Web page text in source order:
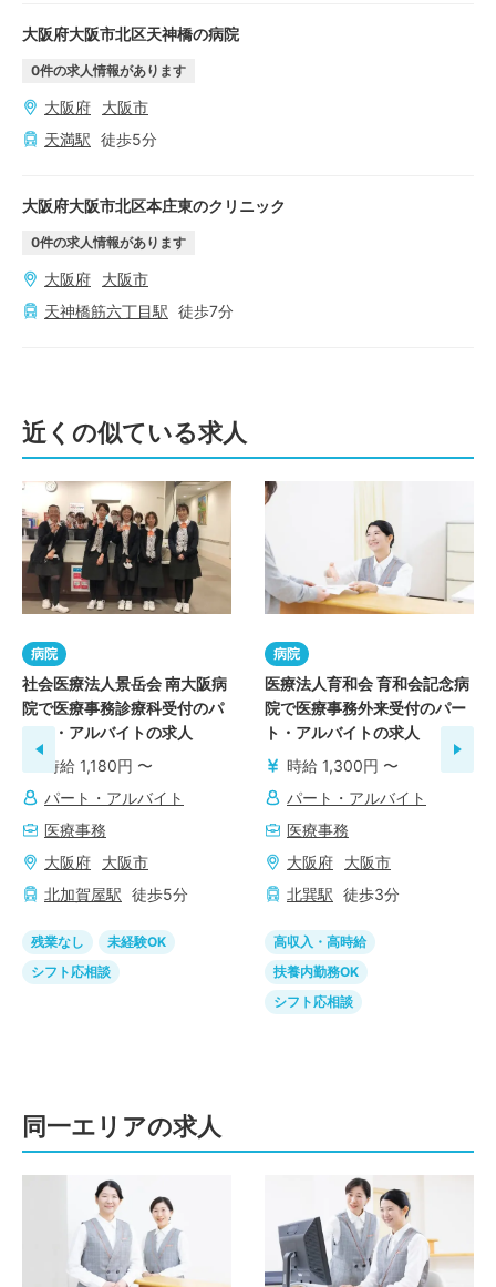
大阪府大阪市北区天神橋の病院
0件の求人情報があります
大阪府
大阪市
天満駅 徒歩5分
大阪府大阪市北区本庄東のクリニック
0件の求人情報があります
大阪府
大阪市
天神橋筋六丁目駅 徒歩7分
近くの似ている求人
病院
社会医療法人景岳会 南大阪病
院で医療事務診療科受付のパ
ート・アルバイトの求人
時給 1,180円 〜
パート・アルバイト
医療事務
大阪府
大阪市
北加賀屋駅 徒歩5分
残業なし
未経験OK
シフト応相談
病院
医療法人育和会 育和会記念病
院で医療事務外来受付のパー
ト・アルバイトの求人
時給 1,300円 〜
パート・アルバイト
医療事務
大阪府
大阪市
北巽駅 徒歩3分
高収入・高時給
扶養内勤務OK
シフト応相談
同一エリアの求人